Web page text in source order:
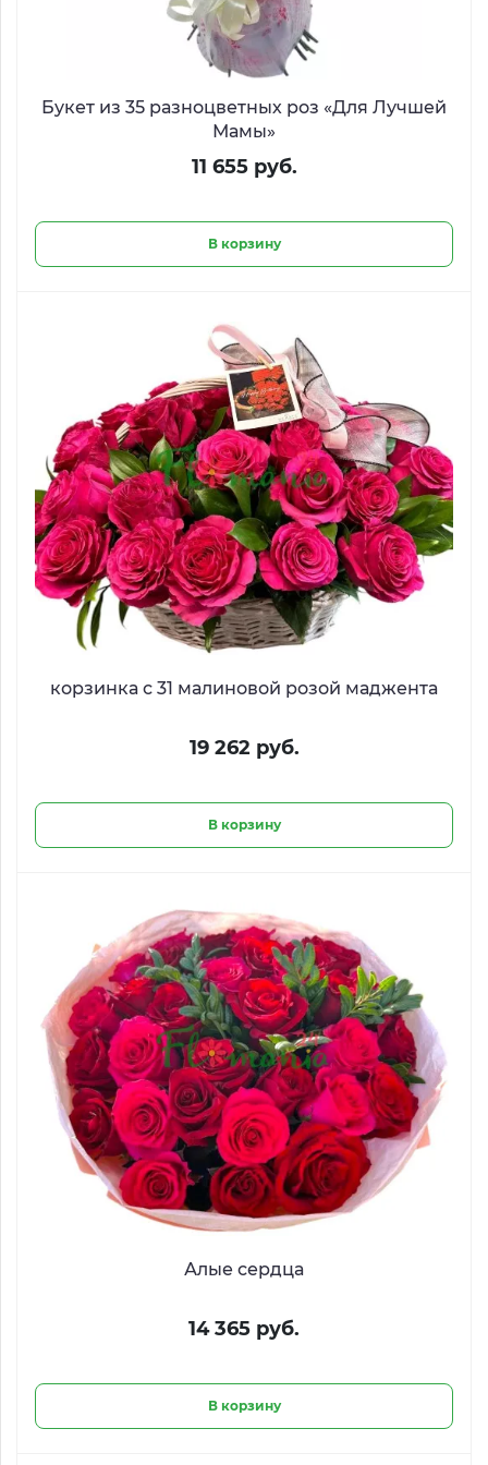
Букет из 35 разноцветных роз «Для Лучшей
Мамы»
11 655 руб.
В корзину
корзинка с 31 малиновой розой маджента
19 262 руб.
В корзину
Алые сердца
14 365 руб.
В корзину